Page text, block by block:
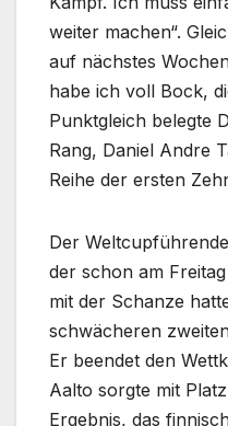
weiter machen“.
auf nächstes
habe ich voll Bock,
Punktgleich belegte
Rang, Daniel Andre
Reihe der ersten
Der
der schon am
mit der Schanze
schwächeren
Er beendet den
Aalto sorgte mit
Ergebnis, das